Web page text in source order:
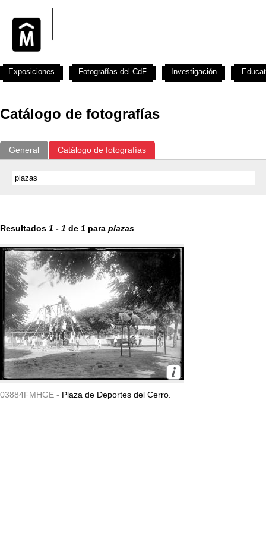
Catálogo de fotografías
General Catálogo de fotografías
Resultados 1 - 1 de 1 para plazas
03884FMHGE - Plaza de Deportes del Cerro.
Exposiciones Fotografías del CdF Investigación